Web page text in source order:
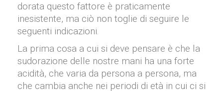
dorata questo fattore è praticamente
inesistente, ma ciò non toglie di seguire le
seguenti indicazioni.
La prima cosa a cui si deve pensare è che la
sudorazione delle nostre mani ha una forte
acidità, che varia da persona a persona, ma
che cambia anche nei periodi di età in cui ci si